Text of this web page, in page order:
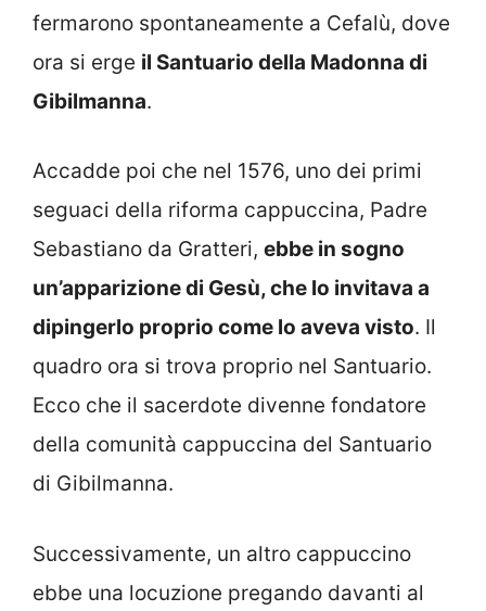
fermarono spontaneamente a Cefalù, dove
ora si erge il Santuario della Madonna di
Gibilmanna.
Accadde poi che nel 1576, uno dei primi
seguaci della riforma cappuccina, Padre
Sebastiano da Gratteri, ebbe in sogno
un’apparizione di Gesù, che lo invitava a
dipingerlo proprio come lo aveva visto. Il
quadro ora si trova proprio nel Santuario.
Ecco che il sacerdote divenne fondatore
della comunità cappuccina del Santuario
di Gibilmanna.
Successivamente, un altro cappuccino
ebbe una locuzione pregando davanti al